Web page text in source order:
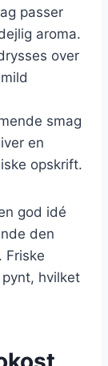
passer
aroma.
over
smag
en
opskrift.
god idé
den
Friske
hvilket